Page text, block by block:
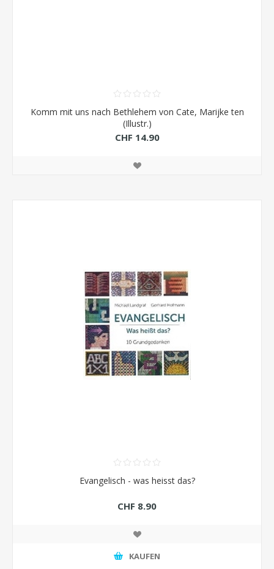
Komm mit uns nach Bethlehem von Cate, Marijke ten
(Illustr.)
CHF 14.90
Evangelisch - was heisst das?
CHF 8.90
KAUFEN